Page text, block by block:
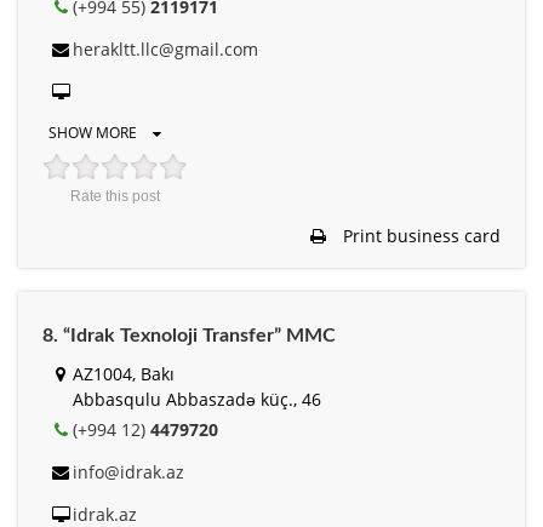
(+994 55) 2119171
herakltt.llc@gmail.com
SHOW MORE
Rate this post
Print business card
8. “Idrak Texnoloji Transfer” MMC
AZ1004, Bakı
Abbasqulu Abbaszadə küç., 46
(+994 12) 4479720
info@idrak.az
idrak.az